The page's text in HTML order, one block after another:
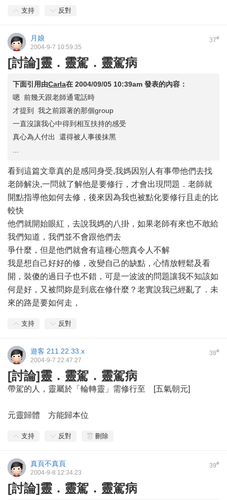
支持 反對
37#
月娘
2004-9-7 10:59:35
[討論]靈．靈駕．靈駕病
下面引用由Carla在 2004/09/05 10:39am 發表的內容：
嗯 前幾天跟老師通電話時
才提到 我之前跟著的那個group
一直沒讓我心中得到相互扶持的感受
真心為人付出 還得被人事後抹黑
看到這篇文章真的是感同身受,我媽因別人有事帶他們去找
老師解決,一問就了解他是要修行，才會出現問題．老師就
開點指導他如何去修，後來因為我也被點化要修行且走的比
較快
他們就開始眼紅，去說我媽的八掛，如果老師有來也不敢給
我們知道，我們並不會跟他們去
爭什麼，但是他們就會有這種心態真令人不解
我是想自己好好的修，改變自己的缺點，心情放輕鬆及看
開，裝傻的過日子也不錯，可是一波波的問題讓我不知該如
何是好，又被問妳是到底在修什麼？老實說我已經亂了．未
來的路是要如何走，
支持 反對
38#
遊客 211.22.33.x
2004-9-7 22:47:27
[討論]靈．靈駕．靈駕病
帶駕的人，靈屬於「輪轉靈」需修行至 [五氣朝元]
元靈歸體 方能歸本位
支持 反對 刪除
39#
真頁不真頁
2004-9-8 12:34:23
[討論]靈．靈駕．靈駕病